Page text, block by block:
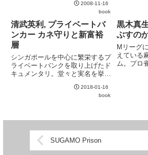
選手の評価、病気の診断、教育手
法毎の効果測定、映画のヒット予
測、などなど。多くの分野で専門
家を凌ぐ絶対計算が可能であ...
2008-11-16
book
ィの話は
一ページ
容。2000
のページ
清武英利, プライベートバ
ンカー カネ守りと新富裕
層
シンガポールを中心に繁栄するプ
ライベートバンクを取り上げたド
キュメンタリ。堂々と実名を挙げ
バンカー、シンガポールへ移住す
る富裕層、国税庁の調査官など
2018-01-16
book
黒木真
ぶすの
Mリーグ
えている
ム。プロ
来型のプ
いる。
SUGAMO Prison